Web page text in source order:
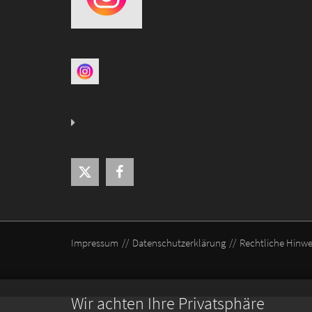
Wir achten Ihre Privatsphäre
Impressum Datenschutzerklärung Rechtliche